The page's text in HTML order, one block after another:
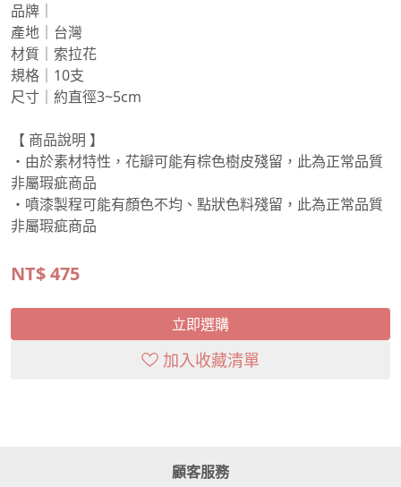
品牌｜
產地｜台灣
材質｜索拉花
規格｜10支
尺寸｜約直徑3~5cm
【 商品說明 】
・由於素材特性，花瓣可能有棕色樹皮殘留，此為正常品質
非屬瑕疵商品
・噴漆製程可能有顏色不均、點狀色料殘留，此為正常品質
非屬瑕疵商品
NT$475
立即選購
加入收藏清單
顧客服務